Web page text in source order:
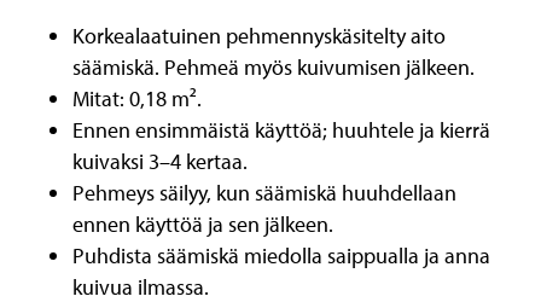
Korkealaatuinen pehmennyskäsitelty aito
säämiskä. Pehmeä myös kuivumisen jälkeen.
Mitat: 0,18 m².
Ennen ensimmäistä käyttöä; huuhtele ja kierrä
kuivaksi 3–4 kertaa.
Pehmeys säilyy, kun säämiskä huuhdellaan
ennen käyttöä ja sen jälkeen.
Puhdista säämiskä miedolla saippualla ja anna
kuivua ilmassa.